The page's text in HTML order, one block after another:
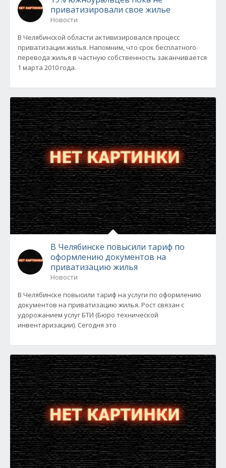
приватизировали свое жилье
Новости
В Челябинской области активизировался процесс
приватизации жилья. Напомним, что срок бесплатного
перевода жилья в частную собственность заканчивается
1 марта 2010 года.
В Челябинске повысили тариф по
оформлению документов на
приватизацию жилья
Новости
В Челябинске повысили тариф на услуги по оформлению
документов на приватизацию жилья. Рост связан с
удорожанием услуг БТИ (Бюро технической
инвентаризации). Сегодня это